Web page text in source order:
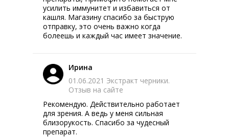
усилить иммунитет и избавиться от
кашля. Магазину спасибо за быструю
отправку, это очень важно когда
болеешь и каждый час имеет значение.
Ирина
Рекомендую. Действительно работает
для зрения. А ведь у меня сильная
близорукость. Спасибо за чудесный
препарат.
01.06.2021 Экстракт черники.
Отзыв на сайте